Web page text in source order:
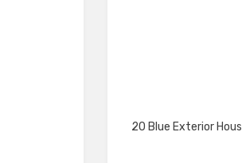
20 Blue Exterior